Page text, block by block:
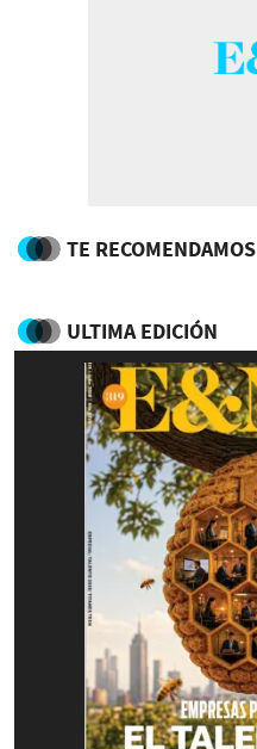
TE RECOMENDAMOS
ULTIMA EDICIÓN